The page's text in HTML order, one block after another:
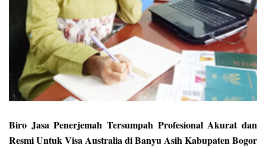
Biro Jasa Penerjemah Tersumpah Profesional Akurat dan
Resmi Untuk Visa Australia di Banyu Asih Kabupaten Bogor